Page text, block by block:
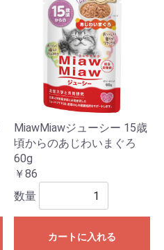
MiawMiawジューシー 15歳
頃からのあじわいまぐろ
60g
￥86
数量
カートに入れる